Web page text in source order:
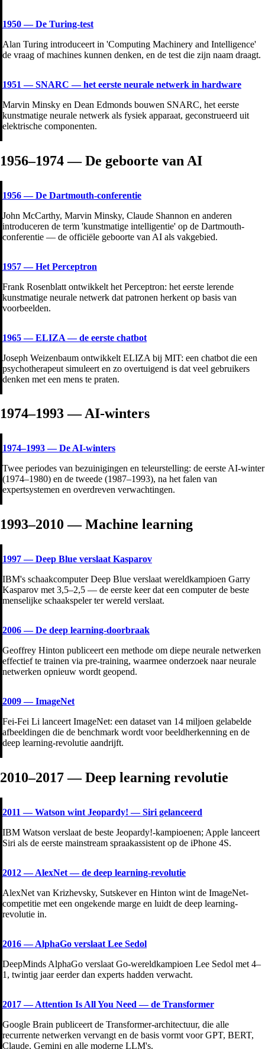
1950—De Turing-test
Alan Turing introduceert in 'Computing Machinery and Intelligence'
de vraag of machines kunnen denken, en de test die zijn naam draagt.
1951 —SNARC — het eerste neurale netwerk in hardware
Marvin Minsky en Dean Edmonds bouwen SNARC, het eerste
kunstmatige neurale netwerk als fysiek apparaat, geconstrueerd uit
elektrische componenten.
1956–1974 — De geboorte van AI
1956—De Dartmouth-conferentie
John McCarthy, Marvin Minsky, Claude Shannon en anderen
introduceren de term 'kunstmatige intelligentie' op de Dartmouth-
conferentie — de officiële geboorte van AI als vakgebied.
1957—Het Perceptron
Frank Rosenblatt ontwikkelt het Perceptron: het eerste lerende
kunstmatige neurale netwerk dat patronen herkent op basis van
voorbeelden.
1965—ELIZA — de eerste chatbot
Joseph Weizenbaum ontwikkelt ELIZA bij MIT: een chatbot die een
psychotherapeut simuleert en zo overtuigend is dat veel gebruikers
denken met een mens te praten.
1974–1993 — AI-winters
1974–1993—De AI-winters
Twee periodes van bezuinigingen en teleurstelling: de eerste AI-winter
(1974–1980) en de tweede (1987–1993), na het falen van
expertsystemen en overdreven verwachtingen.
1993–2010 — Machine learning
1997—Deep Blue verslaat Kasparov
IBM's schaakcomputer Deep Blue verslaat wereldkampioen Garry
Kasparov met 3,5–2,5 — de eerste keer dat een computer de beste
menselijke schaakspeler ter wereld verslaat.
2006—De deep learning-doorbraak
Geoffrey Hinton publiceert een methode om diepe neurale netwerken
effectief te trainen via pre-training, waarmee onderzoek naar neurale
netwerken opnieuw wordt geopend.
2009—ImageNet
Fei-Fei Li lanceert ImageNet: een dataset van 14 miljoen gelabelde
afbeeldingen die de benchmark wordt voor beeldherkenning en de
deep learning-revolutie aandrijft.
2010–2017 — Deep learning revolutie
2011 —Watson wint Jeopardy! — Siri gelanceerd
IBM Watson verslaat de beste Jeopardy!-kampioenen; Apple lanceert
Siri als de eerste mainstream spraakassistent op de iPhone 4S.
2012—AlexNet — de deep learning-revolutie
AlexNet van Krizhevsky, Sutskever en Hinton wint de ImageNet-
competitie met een ongekende marge en luidt de deep learning-
revolutie in.
2016—AlphaGo verslaat Lee Sedol
DeepMinds AlphaGo verslaat Go-wereldkampioen Lee Sedol met 4–
1, twintig jaar eerder dan experts hadden verwacht.
2017—Attention Is All You Need — de Transformer
Google Brain publiceert de Transformer-architectuur, die alle
recurrente netwerken vervangt en de basis vormt voor GPT, BERT,
Claude, Gemini en alle moderne LLM's.